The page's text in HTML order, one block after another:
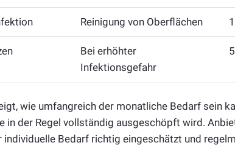
Reinigung von Oberflächen
Bei erhöhter
Infektionsgefahr
wie umfangreich der monatliche Bedarf sein
in der Regel vollständig ausgeschöpft wird.
individuelle Bedarf richtig eingeschätzt und